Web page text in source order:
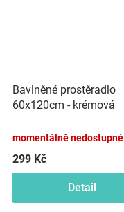
Bavlněné prostěradlo
60x120cm - krémová
momentálně nedostupné
299 Kč
Detail